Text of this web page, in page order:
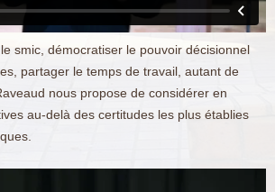
smic, démocratiser le pouvoir décisionnel
partager le temps de travail, autant de
nous propose de considérer en
au-delà des certitudes les plus établies